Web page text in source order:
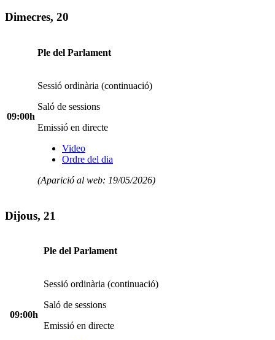
Dimecres, 20
09:00h
Ple del Parlament
Sessió ordinària (continuació)
Saló de sessions
Emissió en directe
Video
Ordre del dia
(Aparició al web: 19/05/2026)
Dijous, 21
09:00h
Ple del Parlament
Sessió ordinària (continuació)
Saló de sessions
Emissió en directe